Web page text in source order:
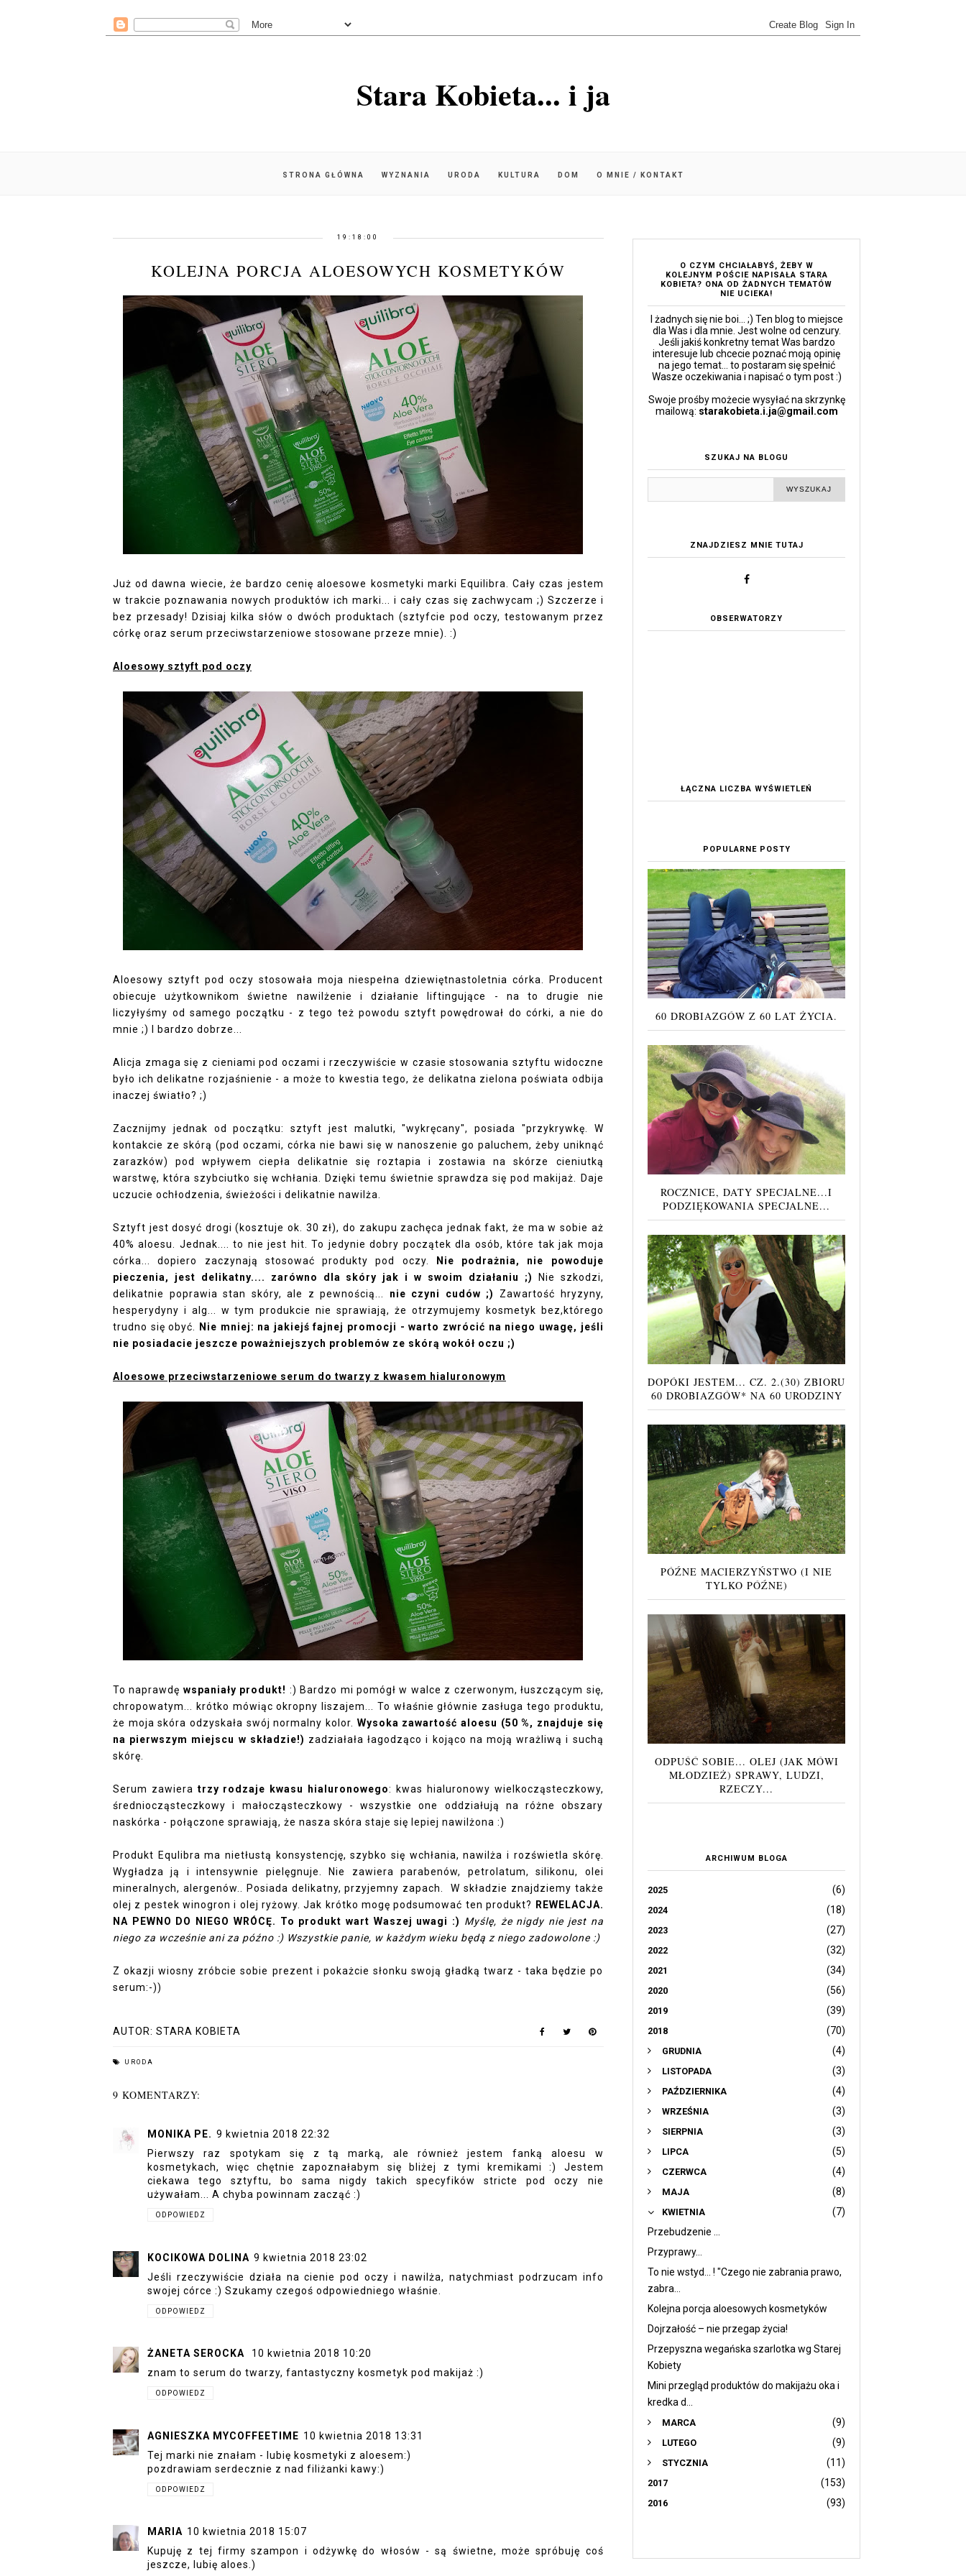
Stara Kobieta... i ja
STRONA GŁÓWNA WYZNANIA URODA KULTURA DOM O MNIE / KONTAKT
19:18:00
KOLEJNA PORCJA ALOESOWYCH KOSMETYKÓW
Już od dawna wiecie, że bardzo cenię aloesowe kosmetyki marki Equilibra. Cały czas jestem
w trakcie poznawania nowych produktów ich marki... i cały czas się zachwycam ;) Szczerze i
bez przesady! Dzisiaj kilka słów o dwóch produktach (sztyfcie pod oczy, testowanym przez
córkę oraz serum przeciwstarzeniowe stosowane przeze mnie). :)
Aloesowy sztyft pod oczy
Aloesowy sztyft pod oczy stosowała moja niespełna dziewiętnastoletnia córka. Producent
obiecuje użytkownikom świetne nawilżenie i działanie liftingujące - na to drugie nie
liczyłyśmy od samego początku - z tego też powodu sztyft powędrował do córki, a nie do
mnie ;) I bardzo dobrze...
Alicja zmaga się z cieniami pod oczami i rzeczywiście w czasie stosowania sztyftu widoczne
było ich delikatne rozjaśnienie - a może to kwestia tego, że delikatna zielona poświata odbija
inaczej światło? ;)
Zacznijmy jednak od początku: sztyft jest malutki, "wykręcany", posiada "przykrywkę. W
kontakcie ze skórą (pod oczami, córka nie bawi się w nanoszenie go paluchem, żeby uniknąć
zarazków) pod wpływem ciepła delikatnie się roztapia i zostawia na skórze cieniutką
warstwę, która szybciutko się wchłania. Dzięki temu świetnie sprawdza się pod makijaż. Daje
uczucie ochłodzenia, świeżości i delikatnie nawilża.
Sztyft jest dosyć drogi (kosztuje ok. 30 zł), do zakupu zachęca jednak fakt, że ma w sobie aż
40% aloesu. Jednak.... to nie jest hit. To jedynie dobry początek dla osób, które tak jak moja
córka... dopiero zaczynają stosować produkty pod oczy.
Nie podrażnia, nie powoduje
pieczenia, jest delikatny.... zarówno dla skóry jak i w swoim działaniu ;)
Nie szkodzi,
delikatnie poprawia stan skóry, ale z pewnością...
nie czyni cudów ;) Zawartość hryzyny,
hesperydyny i alg... w tym produkcie nie sprawiają, że otrzymujemy kosmetyk bez,którego
trudno się obyć.
Nie mniej: na jakiejś fajnej promocji - warto zwrócić na niego uwagę, jeśli
nie posiadacie jeszcze poważniejszych problemów ze skórą wokół oczu ;)
Aloesowe przeciwstarzeniowe serum do twarzy z kwasem hialuronowym
To naprawdę wspaniały produkt! :) Bardzo mi pomógł w walce z czerwonym, łuszczącym się,
chropowatym... krótko mówiąc okropny liszajem... To właśnie głównie zasługa tego produktu,
że moja skóra odzyskała swój normalny kolor. Wysoka zawartość aloesu (50 %, znajduje się
na pierwszym miejscu w składzie!) zadziałała łagodząco i kojąco na moją wrażliwą i suchą
skórę.
Serum zawiera trzy rodzaje kwasu hialuronowego: kwas hialuronowy wielkocząsteczkowy,
średniocząsteczkowy i małocząsteczkowy - wszystkie one oddziałują na różne obszary
naskórka - połączone sprawiają, że nasza skóra staje się lepiej nawilżona :)
Produkt Equlibra ma nietłustą konsystencję, szybko się wchłania, nawilża i rozświetla skórę.
Wygładza ją i intensywnie pielęgnuje. Nie zawiera parabenów, petrolatum, silikonu, olei
mineralnych, alergenów.. Posiada delikatny, przyjemny zapach. W składzie znajdziemy także
olej z pestek winogron i olej ryżowy. Jak krótko mogę podsumować ten produkt?
REWELACJA.
NA PEWNO DO NIEGO WRÓCĘ. To produkt wart Waszej uwagi :) Myślę, że nigdy nie jest na
niego za wcześnie ani za późno :) Wszystkie panie, w każdym wieku będą z niego zadowolone :)
Z okazji wiosny zróbcie sobie prezent i pokażcie słonku swoją gładką twarz - taka będzie po
serum:-))
AUTOR: STARA KOBIETA
URODA
9 KOMENTARZY:
MONIKA PE. 9 kwietnia 2018 22:32
Pierwszy raz spotykam się z tą marką, ale również jestem fanką aloesu w
kosmetykach, więc chętnie zapoznałabym się bliżej z tymi kremikami :) Jestem
ciekawa tego sztyftu, bo sama nigdy takich specyfików stricte pod oczy nie
używałam... A chyba powinnam zacząć :)
ODPOWIEDZ
KOCIKOWA DOLINA 9 kwietnia 2018 23:02
Jeśli rzeczywiście działa na cienie pod oczy i nawilża, natychmiast podrzucam info
swojej córce :) Szukamy czegoś odpowiedniego właśnie.
ODPOWIEDZ
ŻANETA SEROCKA
10 kwietnia 2018 10:20
znam to serum do twarzy, fantastyczny kosmetyk pod makijaż :)
ODPOWIEDZ
AGNIESZKA MYCOFFEETIME 10 kwietnia 2018 13:31
Tej marki nie znałam - lubię kosmetyki z aloesem:)
pozdrawiam serdecznie z nad filiżanki kawy:)
ODPOWIEDZ
MARIA 10 kwietnia 2018 15:07
Kupuję z tej firmy szampon i odżywkę do włosów - są świetne, może spróbuję coś
jeszcze, lubię aloes.)
O CZYM CHCIAŁABYŚ, ŻEBY W
KOLEJNYM POŚCIE NAPISAŁA STARA
KOBIETA? ONA OD ŻADNYCH TEMATÓW
NIE UCIEKA!
I żadnych się nie boi... ;) Ten blog to miejsce
dla Was i dla mnie. Jest wolne od cenzury.
Jeśli jakiś konkretny temat Was bardzo
interesuje lub chcecie poznać moją opinię
na jego temat... to postaram się spełnić
Wasze oczekiwania i napisać o tym post :)
Swoje prośby możecie wysyłać na skrzynkę
mailową: starakobieta.i.ja@gmail.com
SZUKAJ NA BLOGU
ZNAJDZIESZ MNIE TUTAJ
OBSERWATORZY
ŁĄCZNA LICZBA WYŚWIETLEŃ
POPULARNE POSTY
60 DROBIAZGÓW Z 60 LAT ŻYCIA.
ROCZNICE, DATY SPECJALNE...I
PODZIĘKOWANIA SPECJALNE...
DOPÓKI JESTEM... CZ. 2.(30) ZBIORU
60 DROBIAZGÓW* NA 60 URODZINY
PÓŹNE MACIERZYŃSTWO (I NIE
TYLKO PÓŹNE)
ODPUŚĆ SOBIE... OLEJ (JAK MÓWI
MŁODZIEŻ) SPRAWY, LUDZI,
RZECZY...
ARCHIWUM BLOGA
2025 (6)
2024 (18)
2023 (27)
2022 (32)
2021 (34)
2020 (56)
2019 (39)
2018 (70)
GRUDNIA (4)
LISTOPADA (3)
PAŹDZIERNIKA (4)
WRZEŚNIA (3)
SIERPNIA (3)
LIPCA (5)
CZERWCA (4)
MAJA (8)
KWIETNIA
(7)
Przebudzenie ...
Przyprawy…
To nie wstyd... ! "Czego nie zabrania prawo,
zabra...
Kolejna porcja aloesowych kosmetyków
Dojrzałość – nie przegap życia!
Przepyszna wegańska szarlotka wg Starej
Kobiety
Mini przegląd produktów do makijażu oka i
kredka d...
MARCA (9)
LUTEGO (9)
STYCZNIA (11)
2017 (153)
2016 (93)